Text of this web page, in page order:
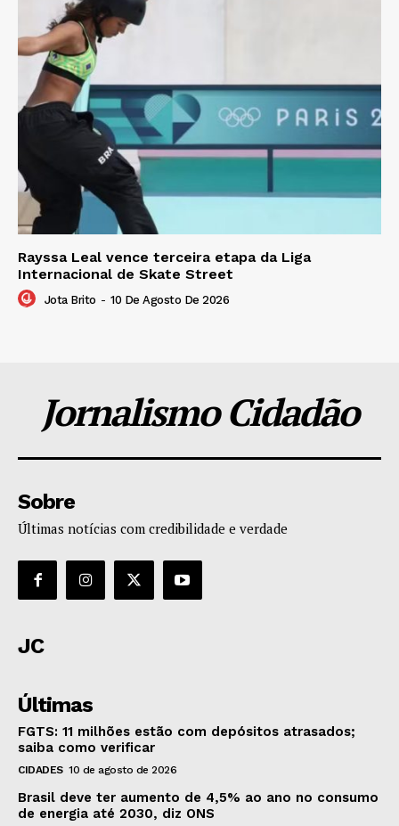
Rayssa Leal vence terceira etapa da Liga
Internacional de Skate Street
Jota Brito - 10 De Agosto De 2026
Jornalismo Cidadão
Sobre
Últimas notícias com credibilidade e verdade
JC
Últimas
FGTS: 11 milhões estão com depósitos atrasados;
saiba como verificar
CIDADES 10 de agosto de 2026
Brasil deve ter aumento de 4,5% ao ano no consumo
de energia até 2030, diz ONS